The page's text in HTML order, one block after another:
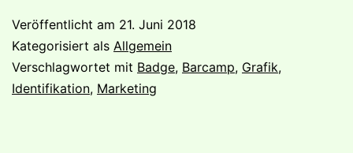
Veröffentlicht am 21. Juni 2018
Kategorisiert als Allgemein
Verschlagwortet mit Badge, Barcamp, Grafik,
Identifikation, Marketing